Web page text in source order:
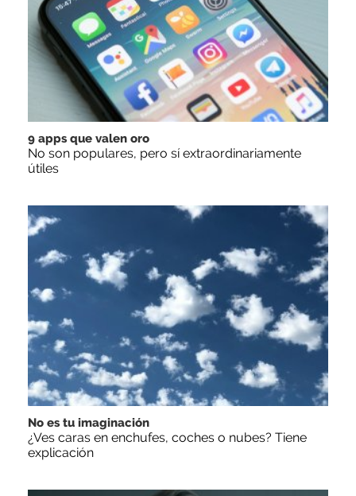
9 apps que valen oro
No son populares, pero sí extraordinariamente
útiles
No es tu imaginación
¿Ves caras en enchufes, coches o nubes? Tiene
explicación